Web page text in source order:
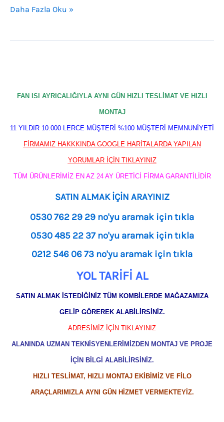
FAN ISI AYRICALIĞIYLA AYNI GÜN HIZLI TESLİMAT VE HIZLI
MONTAJ
11 YILDIR 10.000 LERCE MÜŞTERİ %100 MÜŞTERİ MEMNUNİYETİ
FİRMAMIZ HAKKKINDA GOOGLE HARİTALARDA YAPILAN
YORUMLAR İÇİN TIKLAYINIZ
TÜM ÜRÜNLERİMİZ EN AZ 24 AY ÜRETİCİ FİRMA GARANTİLİDİR
SATIN ALMAK İÇİN ARAYINIZ
0530 762 29 29 no'yu aramak için tıkla
0530 485 22 37 no'yu aramak için tıkla
0212 546 06 73 no'yu aramak için tıkla
YOL TARİFİ AL
SATIN ALMAK İSTEDİĞİNİZ TÜM KOMBİLERDE MAĞAZAMIZA
GELİP GÖREREK ALABİLİRSİNİZ.
ADRESİMİZ İÇİN TIKLAYINIZ
ALANINDA UZMAN TEKNİSYENLERİMİZDEN MONTAJ VE PROJE
İÇİN BİLGİ ALABİLİRSİNİZ.
HIZLI TESLİMAT, HIZLI MONTAJ EKİBİMİZ VE FİLO
ARAÇLARIMIZLA AYNI GÜN HİZMET VERMEKTEYİZ.
Daha Fazla Oku »